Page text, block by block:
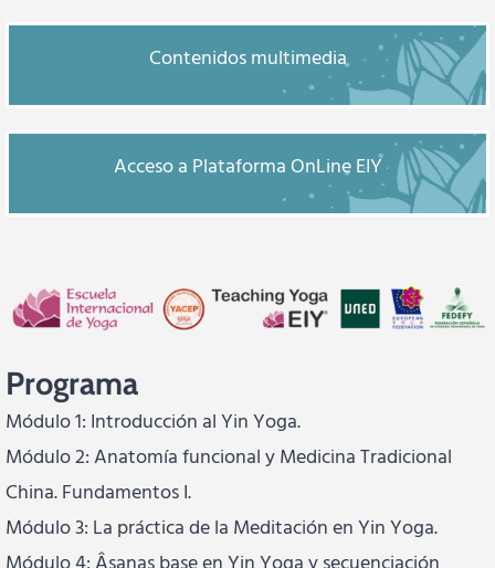
Contenidos multimedia
Acceso a Plataforma OnLine EIY
Programa
Módulo 1: Introducción al Yin Yoga.
Módulo 2: Anatomía funcional y Medicina Tradicional
China. Fundamentos I.
Módulo 3: La práctica de la Meditación en Yin Yoga.